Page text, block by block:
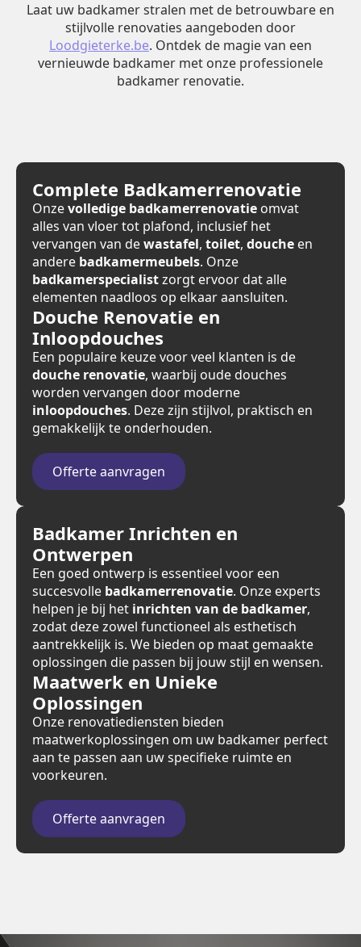
Laat uw badkamer stralen met de betrouwbare en
stijlvolle renovaties aangeboden door
Loodgieterke.be. Ontdek de magie van een
vernieuwde badkamer met onze professionele
badkamer renovatie.
Complete Badkamerrenovatie
Onzevolledige badkamerrenovatie omvat
alles van vloer tot plafond, inclusief het
vervangen van dewastafel, toilet, douche en
andere badkamermeubels. Onze
badkamerspecialistzorgt ervoor dat alle
elementen naadloos op elkaar aansluiten.
Douche Renovatie en
Inloopdouches
Een populaire keuze voor veel klanten is de
douche renovatie, waarbij oude douches
worden vervangen door moderne
inloopdouches. Deze zijn stijlvol, praktisch en
gemakkelijk te onderhouden.
Offerte aanvragen
Badkamer Inrichten en
Ontwerpen
Een goed ontwerp is essentieel voor een
succesvolle badkamerrenovatie. Onze experts
helpen je bij het inrichten van de badkamer,
zodat deze zowel functioneel als esthetisch
aantrekkelijk is. We bieden op maat gemaakte
oplossingen die passen bij jouw stijl en wensen.
Maatwerk en Unieke
Oplossingen
Onze renovatiediensten bieden
maatwerkoplossingen om uw badkamer perfect
aan te passen aan uw specifieke ruimte en
voorkeuren.
Offerte aanvragen